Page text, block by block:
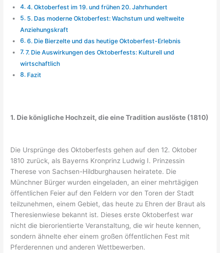
4. Oktoberfest im 19. und frühen 20. Jahrhundert
5. Das moderne Oktoberfest: Wachstum und weltweite
Anziehungskraft
6. Die Bierzelte und das heutige Oktoberfest-Erlebnis
7. Die Auswirkungen des Oktoberfests: Kulturell und
wirtschaftlich
Fazit
1. Die königliche Hochzeit, die eine Tradition auslöste (1810)
Die Ursprünge des Oktoberfests gehen auf den 12. Oktober
1810 zurück, als Bayerns Kronprinz Ludwig I. Prinzessin
Therese von Sachsen-Hildburghausen heiratete. Die
Münchner Bürger wurden eingeladen, an einer mehrtägigen
öffentlichen Feier auf den Feldern vor den Toren der Stadt
teilzunehmen, einem Gebiet, das heute zu Ehren der Braut als
Theresienwiese bekannt ist. Dieses erste Oktoberfest war
nicht die bierorientierte Veranstaltung, die wir heute kennen,
sondern ähnelte eher einem großen öffentlichen Fest mit
Pferderennen und anderen Wettbewerben.